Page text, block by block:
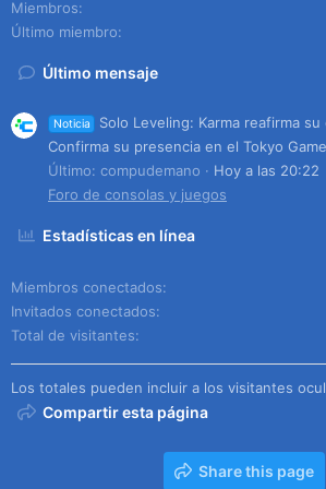
Miembros
Último miembro
Último mensaje
Noticia
Solo Leveling: Karma reafirma
Confirma su presencia en el Tokyo
Último: compudemano
Hoy a las 20:22
Foro de consolas y juegos
Estadísticas en línea
Miembros conectados
Invitados conectados
Total de visitantes
Los totales pueden incluir a los visitantes
Compartir esta página
Share this page